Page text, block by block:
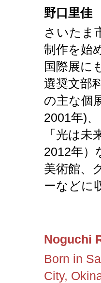
野口里佳
さいたま
制作を始
国際展に
選奨文部
の主な個
2001年)
「光は
2012年）
美術館、
ーなどに
Noguchi
Born in
City,